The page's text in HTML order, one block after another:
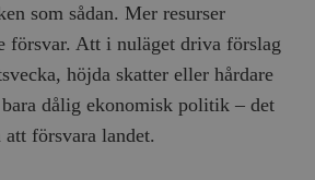
som sådan. Mer resurser
försvar. Att i nuläget driva förslag
höjda skatter eller hårdare
dålig ekonomisk politik – det
försvara landet.